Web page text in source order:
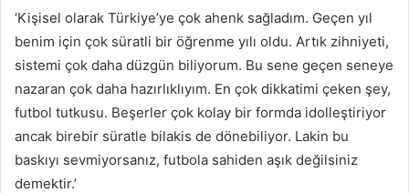
‘Kişisel olarak Türkiye’ye çok ahenk sağladım. Geçen yıl
benim için çok süratli bir öğrenme yılı oldu. Artık zihniyeti,
sistemi çok daha düzgün biliyorum. Bu sene geçen seneye
nazaran çok daha hazırlıklıyım. En çok dikkatimi çeken şey,
futbol tutkusu. Beşerler çok kolay bir formda idolleştiriyor
ancak birebir süratle bilakis de dönebiliyor. Lakin bu
baskıyı sevmiyorsanız, futbola sahiden aşık değilsiniz
demektir.’